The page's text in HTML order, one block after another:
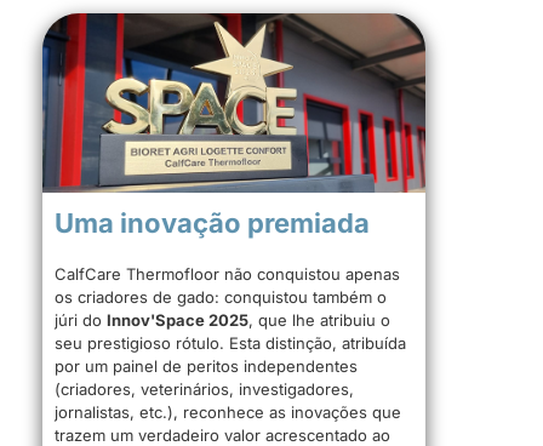
Uma inovação premiada
CalfCare Thermofloor não conquistou apenas
os criadores de gado: conquistou também o
júri do Innov'Space 2025, que lhe atribuiu o
seu prestigioso rótulo. Esta distinção, atribuída
por um painel de peritos independentes
(criadores, veterinários, investigadores,
jornalistas, etc.), reconhece as inovações que
trazem um verdadeiro valor acrescentado ao